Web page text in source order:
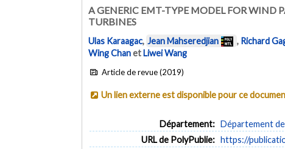
A GENERIC EMT-TYPE MODEL FOR WIND
TURBINES
Ulas Karaagac, Jean Mahseredjian , Richard
Wing ChanetLiwei Wang
Article de revue (2019)
Un lien externe est disponible pour ce
Département: Département
URL de PolyPublie: https://